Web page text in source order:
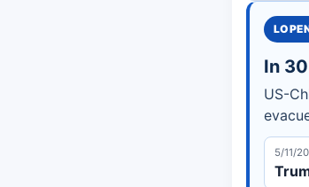
In
US-
5/11/